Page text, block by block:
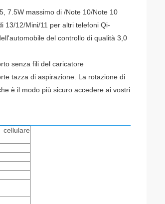
7.5W massimo di /Note 10/Note 10
13/12/Mini/11 per altri telefoni Qi-
del controllo di qualità 3,0
senza fili del caricatore
tazza di aspirazione. La rotazione di
è il modo più sicuro accedere ai vostri